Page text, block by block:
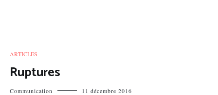
ARTICLES
Ruptures
Communication 11 décembre 2016